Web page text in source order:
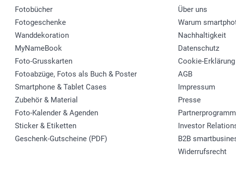
Fotobücher
Fotogeschenke
Wanddekoration
MyNameBook
Foto-Grusskarten
Fotoabzüge, Fotos als Buch & Poster
Smartphone & Tablet Cases
Zubehör & Material
Foto-Kalender & Agenden
Sticker & Etiketten
Geschenk-Gutscheine (PDF)
Über uns
Warum
Nachhaltigkeit
Datenschutz
Cookie-Erklärung
AGB
Impressum
Presse
Investor
B2B
Widerrufsrecht